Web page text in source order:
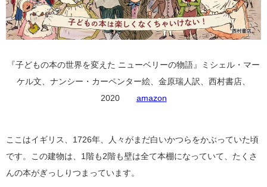
『子どもの本の世界を変えた ニューベリーの物語』ミシェル・マー
ケル文、ナンシー・カーペンター絵、金原瑞人訳、西村書店、
2020 amazon
ここはイギリス、1726年、人々がまだ白いかつらをかぶっていた頃
です。この建物は、1階も2階も壁は全て本棚になっていて、たくさ
んの本がぎっしりつまっています。